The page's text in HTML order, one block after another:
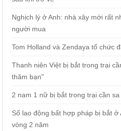
Nghịch lý ở Anh: nhà xây mới rất
người mua
Tom Holland và Zendaya tổ chức
Thanh niên Việt bị bắt trong trại
thăm bạn"
2 nam 1 nữ bị bắt trong trại cần
Số lao động bất hợp pháp bị bắt ở
vòng 2 năm